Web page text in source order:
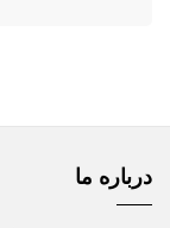
درباره ما